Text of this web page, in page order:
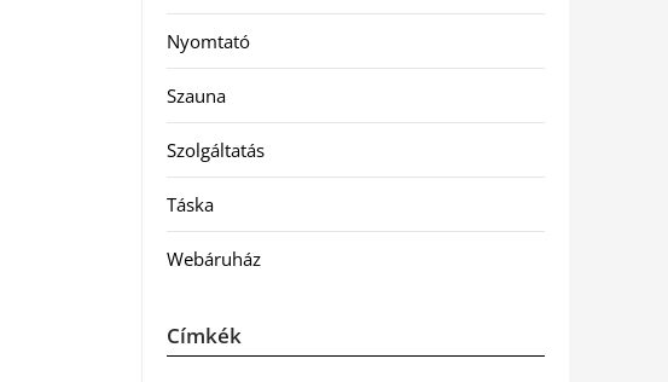
Nyomtató
Szauna
Szolgáltatás
Táska
Webáruház
Címkék